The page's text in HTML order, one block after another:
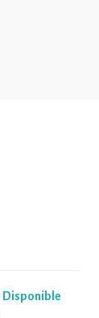
Disponible